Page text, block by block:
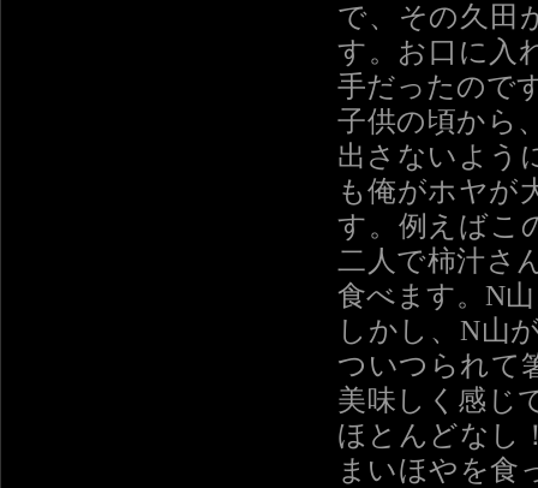
で、その久田
す。お口に入
手だったので
子供の頃から
出さないよう
も俺がホヤが
す。例えばこ
二人で柿汁さ
食べます。N
しかし、N山
ついつられて
美味しく感
ほとんどなし
まいほやを食